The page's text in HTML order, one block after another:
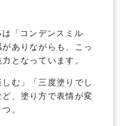
「コンデンスミル
ありながらも、こっ
となっています。
む」「三度塗りでし
、塗り方で表情が変
。